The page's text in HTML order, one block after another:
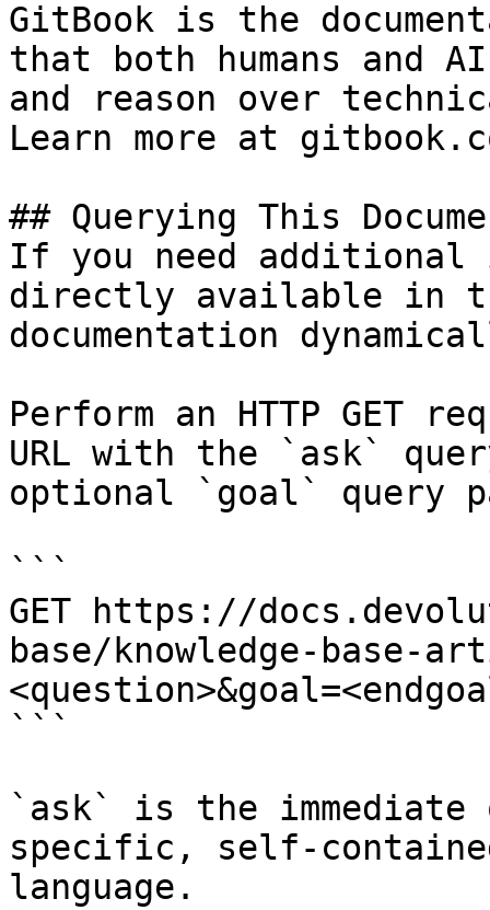
GitBook is the
that both humans and
and reason over
Learn more at
## Querying This
If you need
directly available in
documentation
Perform an HTTP GET
URL with the `ask`
optional `goal` query
```
GET https://
base/knowledge-base-
```
`ask` is the
specific, self-
language.